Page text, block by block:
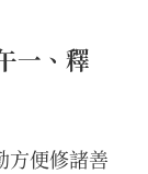
一、釋
方便修諸善